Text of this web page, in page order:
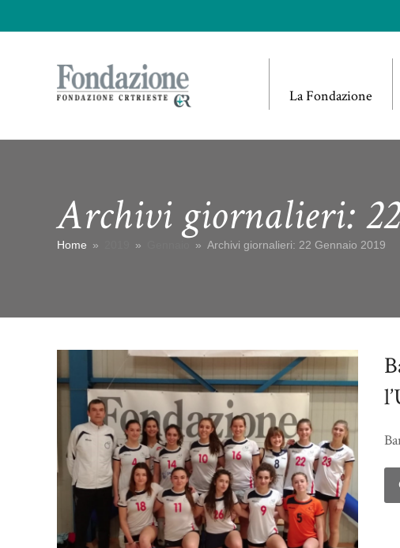
La Fondazione
Archivi giornalieri:
Home » » » Archivi giornalieri: 22 Gennaio 2019